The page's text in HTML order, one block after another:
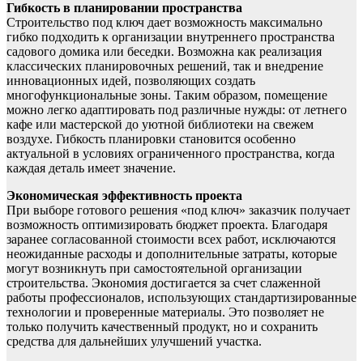
Гибкость в планировании пространства
Строительство под ключ дает возможность максимально
гибко подходить к организации внутреннего пространства
садового домика или беседки. Возможна как реализация
классических планировочных решений, так и внедрение
инновационных идей, позволяющих создать
многофункциональные зоны. Таким образом, помещение
можно легко адаптировать под различные нужды: от летнего
кафе или мастерской до уютной библиотеки на свежем
воздухе. Гибкость планировки становится особенно
актуальной в условиях ограниченного пространства, когда
каждая деталь имеет значение.
Экономическая эффективность проекта
При выборе готового решения «под ключ» заказчик получает
возможность оптимизировать бюджет проекта. Благодаря
заранее согласованной стоимости всех работ, исключаются
неожиданные расходы и дополнительные затраты, которые
могут возникнуть при самостоятельной организации
строительства. Экономия достигается за счет слаженной
работы профессионалов, использующих стандартизированные
технологии и проверенные материалы. Это позволяет не
только получить качественный продукт, но и сохранить
средства для дальнейших улучшений участка.